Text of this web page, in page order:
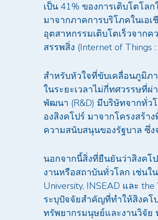
เป็น 41% ของการเติบโตโล
มาจากภาคการบริโภคในเอ
อุตสาหกรรมเติบโตเร็วจาก
สรรพสิ่ง (Internet of Things :
สำหรับหัวใจที่ขับเคลื่อนภูมิภ
ในระยะเวลาไม่กี่ทศวรรษที่
พัฒนา (R&D) มีบริษัทจากทั่ว
องสิงคโปร์ มาจากโครงสร้
ความสนับสนุนของรัฐบาล ซึ่
นอกจากนี้สิ่งที่ยืนยันว่าสิงคโ
งานหรือสถาบันทั่วโลก เช่นใ
University, INSEAD และ
ระบุปัจจัยสำคัญที่ทำให้สิงค
ทรัพยากรมนุษย์และงานวิจัย